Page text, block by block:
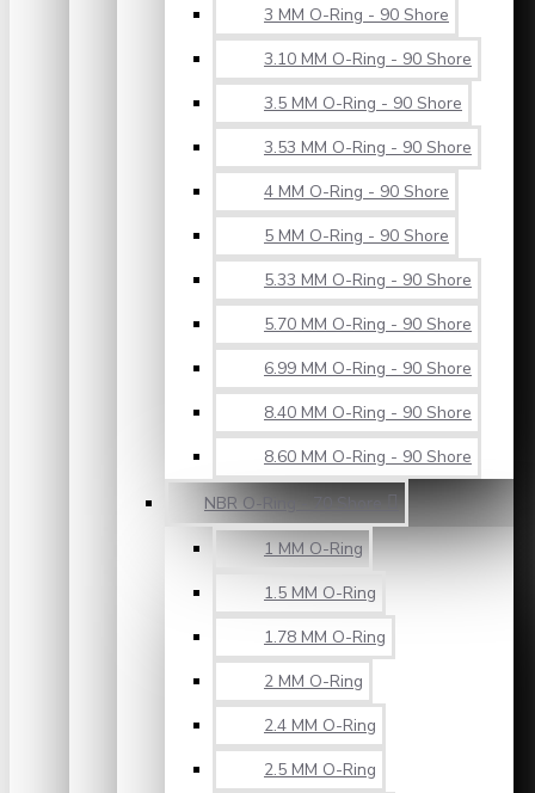
3 MM O-Ring - 90 Shore
3.10 MM O-Ring - 90 Shore
3.5 MM O-Ring - 90 Shore
3.53 MM O-Ring - 90 Shore
4 MM O-Ring - 90 Shore
5 MM O-Ring - 90 Shore
5.33 MM O-Ring - 90 Shore
5.70 MM O-Ring - 90 Shore
6.99 MM O-Ring - 90 Shore
8.40 MM O-Ring - 90 Shore
8.60 MM O-Ring - 90 Shore
NBR O-Ring - 70 Shore
1 MM O-Ring
1.5 MM O-Ring
1.78 MM O-Ring
2 MM O-Ring
2.4 MM O-Ring
2.5 MM O-Ring